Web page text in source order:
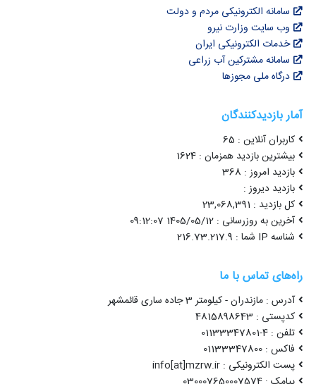
سامانه الکترونیکی مردم و دولت
وب سایت وزارت نیرو
خدمات الکترونیکی ایران
سامانه مشترکین آب زراعی
درگاه ملی مجوزها
آمار بازدیدکنندگان
کاربران آنلاین : 65
بیشترین بازدید همزمان : 1624
بازدید امروز : 368
بازدید دیروز :
کل بازدید : 23,068,391
آخرین به روزرسانی : 1405/05/12 09:12:07
شناسه IP شما : 216.73.217.9
راه‌های تماس با ما
آدرس : مازندران - کیلومتر 3 جاده ساری قائمشهر
کدپستی : 4815898643
تلفن : 4-01133347801
فاکس : 01133347800
پست الکترونیکی : info[at]mzrw.ir